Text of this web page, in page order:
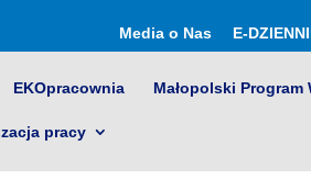
Media o Nas E-
EKOpracownia Małopolski
pracy